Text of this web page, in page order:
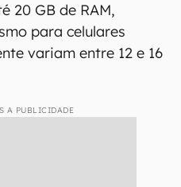
20 GB de RAM,
para celulares
variam entre 12 e 16
A PUBLICIDADE